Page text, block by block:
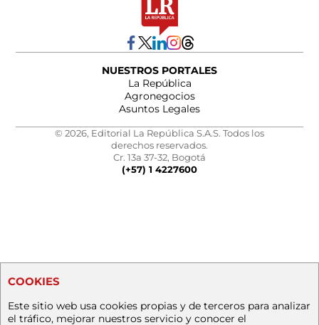
NUESTROS PORTALES
La República
Agronegocios
Asuntos Legales
© 2026, Editorial La República S.A.S. Todos los
derechos reservados.
Cr. 13a 37-32, Bogotá
(+57) 1 4227600
COOKIES
Este sitio web usa cookies propias y de terceros para analizar
el tráfico, mejorar nuestros servicio y conocer el